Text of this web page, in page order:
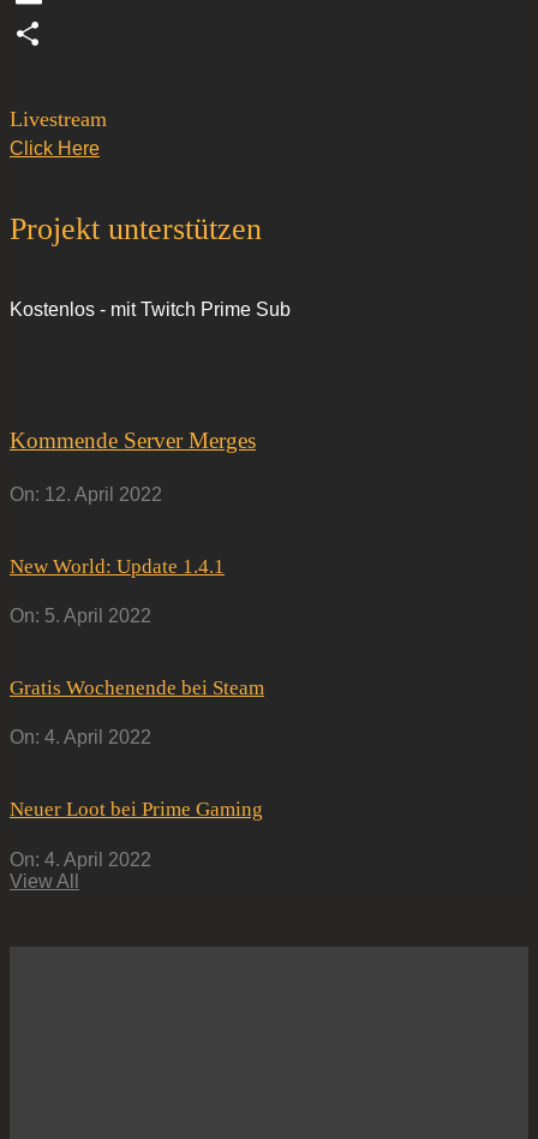
Email
Livestream
Click Here
Projekt unterstützen
Kostenlos - mit Twitch Prime Sub
Kommende Server Merges
On: 12. April 2022
New World: Update 1.4.1
On: 5. April 2022
Gratis Wochenende bei Steam
On: 4. April 2022
Neuer Loot bei Prime Gaming
On: 4. April 2022
View All